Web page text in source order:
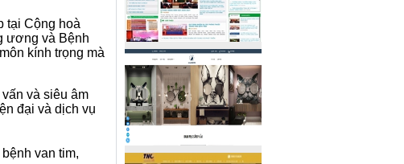
tại Cộng hoà
ương và Bệnh
kính trọng mà
và siêu âm
đại và dịch vụ
van tim,